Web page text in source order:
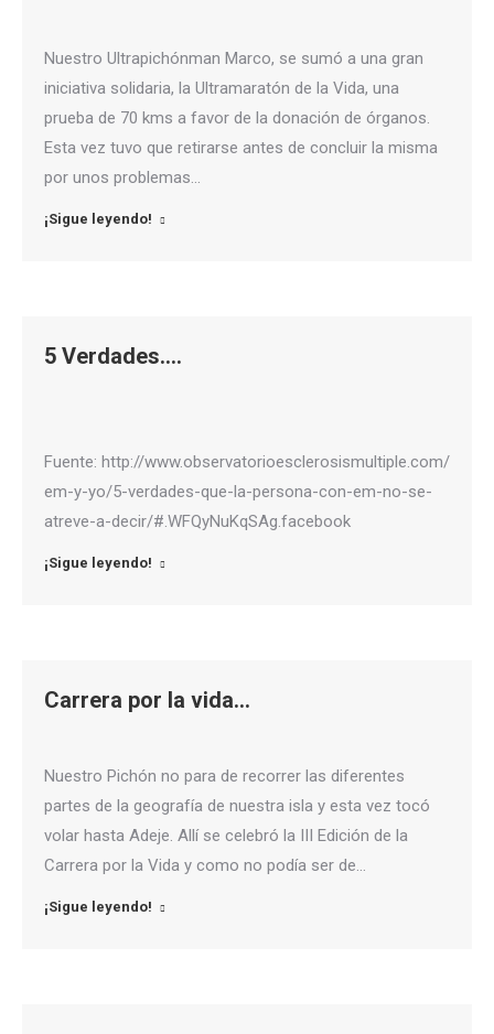
Nuestro Ultrapichónman Marco, se sumó a una gran
iniciativa solidaria, la Ultramaratón de la Vida, una
prueba de 70 kms a favor de la donación de órganos.
Esta vez tuvo que retirarse antes de concluir la misma
por unos problemas…
¡Sigue leyendo!
5 Verdades….
Fuente: http://www.observatorioesclerosismultiple.com/es/
em-y-yo/5-verdades-que-la-persona-con-em-no-se-
atreve-a-decir/#.WFQyNuKqSAg.facebook
¡Sigue leyendo!
Carrera por la vida…
Nuestro Pichón no para de recorrer las diferentes
partes de la geografía de nuestra isla y esta vez tocó
volar hasta Adeje. Allí se celebró la III Edición de la
Carrera por la Vida y como no podía ser de…
¡Sigue leyendo!